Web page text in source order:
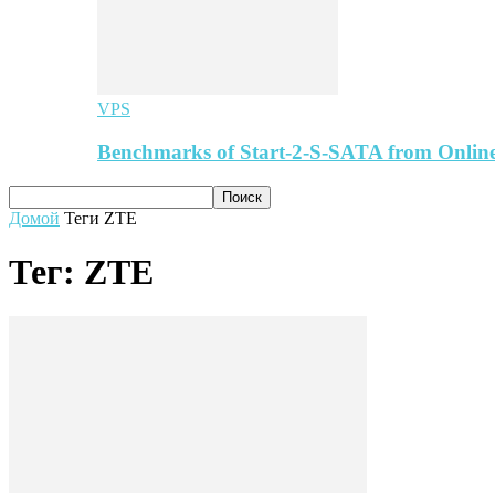
VPS
Benchmarks of Start-2-S-SATA from
Домой Теги ZTE
Тег: ZTE